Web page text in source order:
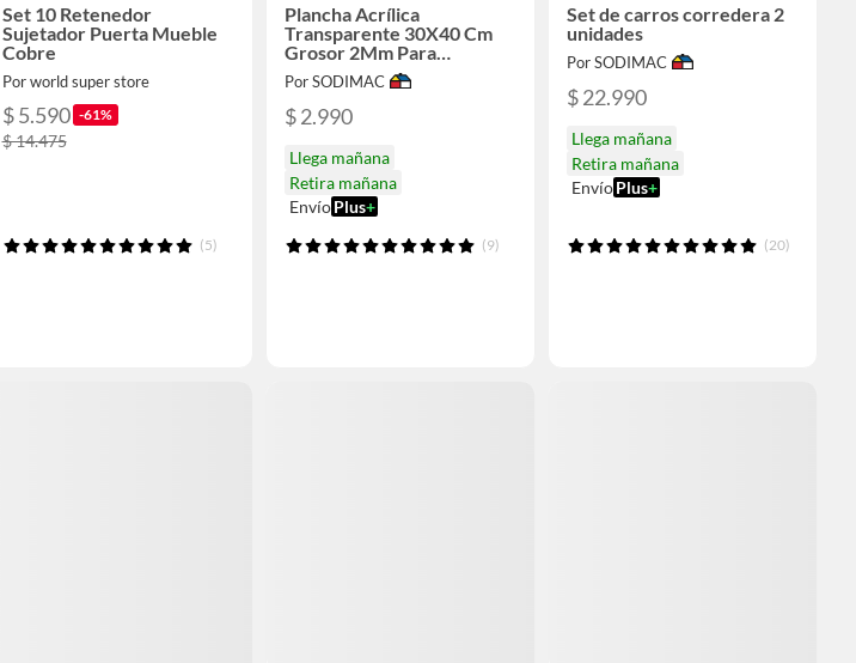
Set 10 Retenedor
Sujetador Puerta Mueble
Cobre
Por world super store
$ 5.590 -61%
$ 14.475
(5)
Plancha Acrílica
Transparente 30X40 Cm
Grosor 2Mm Para
Proyectos
Por SODIMAC
$ 2.990
Llega mañana
Retira mañana
EnvíoPlus+
(9)
Set de carros corredera 2
unidades
Por SODIMAC
$ 22.990
Llega mañana
Retira mañana
EnvíoPlus+
(20)